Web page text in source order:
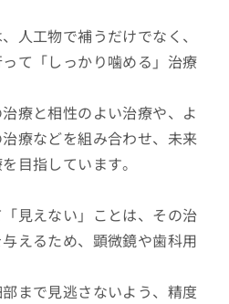
人工物で補うだけでなく、
て「しっかり噛める」治療
療と相性のよい治療や、よ
療などを組み合わせ、未来
目指しています。
見えない」ことは、その治
えるため、顕微鏡や歯科用
まで見逃さないよう、精度